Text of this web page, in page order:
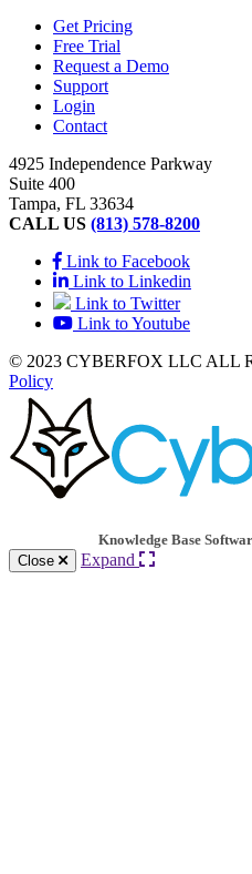
Get Pricing
Free Trial
Request a Demo
Support
Login
Contact
4925 Independence Parkway
Suite 400
Tampa, FL 33634
CALL US (813) 578-8200
Link to Facebook
Link to Linkedin
Link to Twitter
Link to Youtube
© 2023 CYBERFOX LLC ALL
Policy
Knowledge Base
Close
Expand